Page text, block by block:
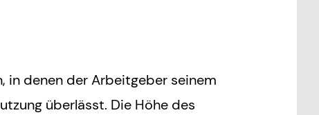
in denen der Arbeitgeber seinem
überlässt. Die Höhe des